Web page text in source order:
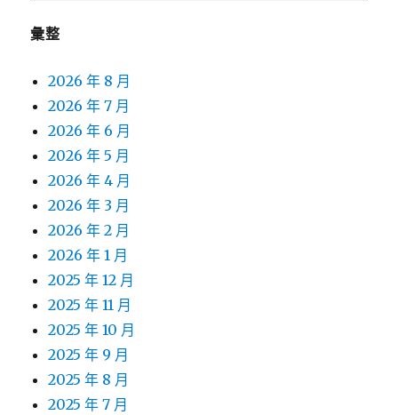
彙整
2026 年 8 月
2026 年 7 月
2026 年 6 月
2026 年 5 月
2026 年 4 月
2026 年 3 月
2026 年 2 月
2026 年 1 月
2025 年 12 月
2025 年 11 月
2025 年 10 月
2025 年 9 月
2025 年 8 月
2025 年 7 月